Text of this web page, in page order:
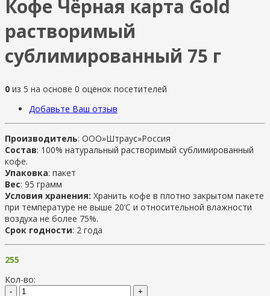
Кофе Чёрная карта Gold
растворимый
сублимированный 75 г
0 из 5 на основе 0 оценок посетителей
Добавьте Ваш отзыв
Производитель: ООО»Штраус»Россия
Состав: 100% натуральный растворимый сублимированный
кофе.
Упаковка: пакет
Вес: 95 грамм
Условия хранения: Хранить кофе в плотно закрытом пакете
при температуре не выше 20’C и относительной влажности
воздуха не более 75%.
Срок годности: 2 года
255
Кол-во:
-
+